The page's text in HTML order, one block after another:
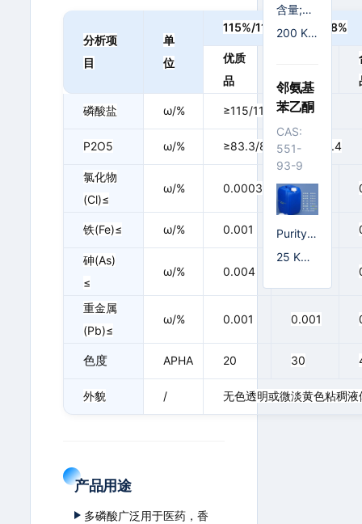
分析项
目
单
位
115%/116%/117%/118%
优质
品
品
磷酸盐 ω/% ≥115/116/117/118
P2O5 ω/% ≥83.3/84.0/84.7/85.4
氯化物
(Cl)≤
ω/% 0.0003 0.0005
铁(Fe)≤ ω/% 0.001 0.002
砷(As)
≤
ω/% 0.004
重金属
(Pb)≤
ω/% 0.001 0.001
色度 APHA 20 30
外貌 / 无色透明或微淡黄色粘稠液
产品用途
多磷酸广泛用于医药，香
含量;≥9
9.5%; 9
200 K
00 KG/I
SO罐; 9
50 KG/I
BC桶
邻氨基
苯乙酮
CAS:
551-
93-9
Purity
(GC) ≥
25 KG/